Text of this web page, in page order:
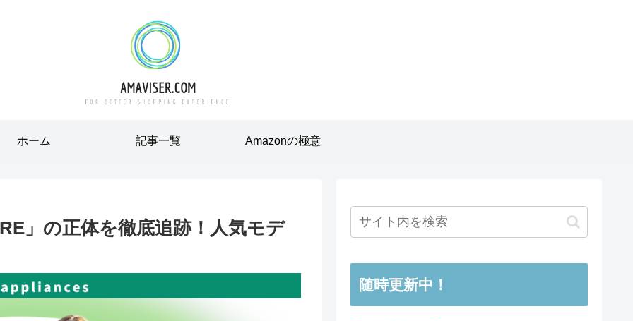
ホーム 記事一覧 Amazonの極意
」の正体を徹底追跡！人気モデ
随時更新中！